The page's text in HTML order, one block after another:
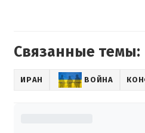
Связанные темы:
ИРАН ВОЙНА